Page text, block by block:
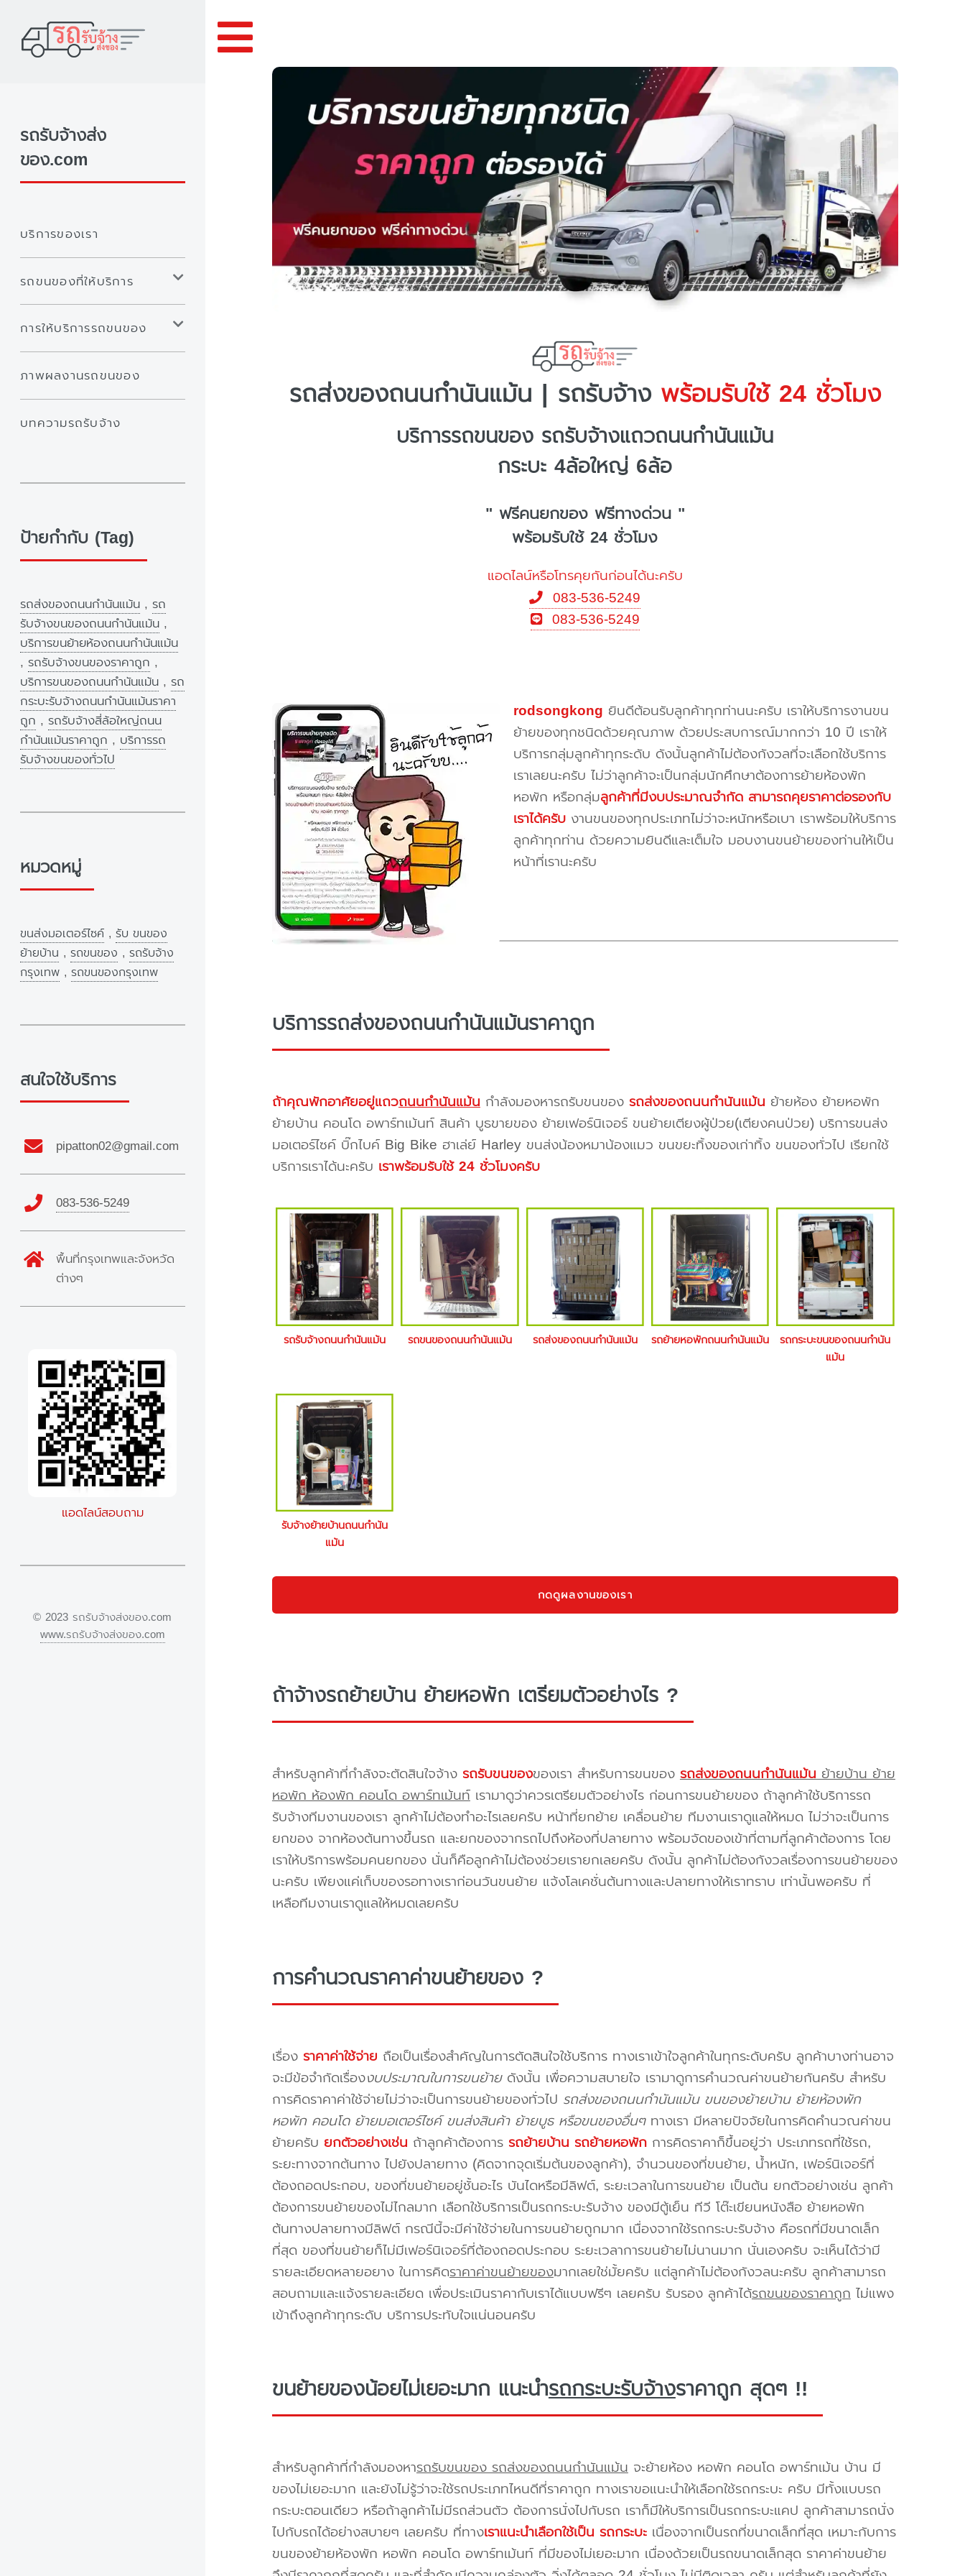
รถส่งของถนนกำนันแม้น | รถรับจ้างพร้อมรับใช้ 24 ชั่วโมง
บริการรถขนของ รถรับจ้างแถวถนนกำนันแม้น
กระบะ 4ล้อใหญ่ 6ล้อ
" ฟรีคนยกของ ฟรีทางด่วน "
พร้อมรับใช้ 24 ชั่วโมง
แอดไลน์หรือโทรคุยกันก่อนได้นะครับ
083-536-5249
083-536-5249
rodsongkong ยินดีต้อนรับลูกค้าทุกท่านนะครับ เราให้บริการงานขน
ย้ายของทุกชนิดด้วยคุณภาพ ด้วยประสบการณ์มากกว่า 10 ปี เราให้
บริการกลุ่มลูกค้าทุกระดับ ดังนั้นลูกค้าไม่ต้องกังวลที่จะเลือกใช้บริการ
เราเลยนะครับ ไม่ว่าลูกค้าจะเป็นกลุ่มนักศึกษาต้องการย้ายห้องพัก
หอพัก หรือกลุ่มลูกค้าที่มีงบประมาณจำกัด สามารถคุยราคาต่อรองกับ
เราได้ครับงานขนของทุกประเภทไม่ว่าจะหนักหรือเบา เราพร้อมให้บริการ
ลูกค้าทุกท่าน ด้วยความยินดีและเต็มใจ มอบงานขนย้ายของท่านให้เป็น
หน้าที่เรานะครับ
บริการรถส่งของถนนกำนันแม้นราคาถูก
ถ้าคุณพักอาศัยอยู่แถวถนนกำนันแม้นกำลังมองหารถรับขนของ รถส่งของถนนกำนันแม้น ย้ายห้อง ย้ายหอพัก
ย้ายบ้าน คอนโด อพาร์ทเม้นท์ สินค้า บูธขายของ ย้ายเฟอร์นิเจอร์ ขนย้ายเตียงผู้ป่วย(เตียงคนป่วย) บริการขนส่ง
มอเตอร์ไซค์ บิ๊กไบค์ Big Bike ฮาเล่ย์ Harley ขนส่งน้องหมาน้องแมว ขนขยะทิ้งของเก่าทิ้ง ขนของทั่วไป เรียกใช้
บริการเราได้นะครับ เราพร้อมรับใช้ 24 ชั่วโมงครับ
รถรับจ้างถนนกำนันแม้น รถขนของถนนกำนันแม้น รถส่งของถนนกำนันแม้น รถย้ายหอพักถนนกำนันแม้น
รถกระบะขนของถนนกำนัน
แม้น
รับจ้างย้ายบ้านถนนกำนัน
แม้น
กดดูผลงานของเรา
ถ้าจ้างรถย้ายบ้าน ย้ายหอพัก เตรียมตัวอย่างไร ?
สำหรับลูกค้าที่กำลังจะตัดสินใจจ้าง รถรับขนของของเรา สำหรับการขนของ รถส่งของถนนกำนันแม้นย้ายบ้าน ย้าย
หอพัก ห้องพัก คอนโด อพาร์ทเม้นท์เรามาดูว่าควรเตรียมตัวอย่างไร ก่อนการขนย้ายของ ถ้าลูกค้าใช้บริการรถ
รับจ้างทีมงานของเรา ลูกค้าไม่ต้องทำอะไรเลยครับ หน้าที่ยกย้าย เคลื่อนย้าย ทีมงานเราดูแลให้หมด ไม่ว่าจะเป็นการ
ยกของ จากห้องต้นทางขึ้นรถ และยกของจากรถไปถึงห้องที่ปลายทาง พร้อมจัดของเข้าที่ตามที่ลูกค้าต้องการ โดย
เราให้บริการพร้อมคนยกของ นั่นก็คือลูกค้าไม่ต้องช่วยเรายกเลยครับ ดังนั้น ลูกค้าไม่ต้องกังวลเรื่องการขนย้ายของ
นะครับ เพียงแค่เก็บของรอทางเราก่อนวันขนย้าย แจ้งโลเคชั่นต้นทางและปลายทางให้เราทราบ เท่านั้นพอครับ ที่
เหลือทีมงานเราดูแลให้หมดเลยครับ
การคำนวณราคาค่าขนย้ายของ ?
เรื่อง ราคาค่าใช้จ่าย ถือเป็นเรื่องสำคัญในการตัดสินใจใช้บริการ ทางเราเข้าใจลูกค้าในทุกระดับครับ ลูกค้าบางท่านอาจ
จะมีข้อจำกัดเรื่องงบประมาณในการขนย้ายดังนั้น เพื่อความสบายใจ เรามาดูการคำนวณค่าขนย้ายกันครับ สำหรับ
การคิดราคาค่าใช้จ่ายไม่ว่าจะเป็นการขนย้ายของทั่วไป รถส่งของถนนกำนันแม้น ขนของย้ายบ้าน ย้ายห้องพัก
หอพัก คอนโด ย้ายมอเตอร์ไซค์ ขนส่งสินค้า ย้ายบูธ หรือขนของอื่นๆทางเรา มีหลายปัจจัยในการคิดคำนวณค่าขน
ย้ายครับ ยกตัวอย่างเช่น ถ้าลูกค้าต้องการ รถย้ายบ้าน รถย้ายหอพักการคิดราคาก็ขึ้นอยู่ว่า ประเภทรถที่ใช้รถ,
ระยะทางจากต้นทาง ไปยังปลายทาง (คิดจากจุดเริ่มต้นของลูกค้า), จำนวนของที่ขนย้าย, น้ำหนัก, เฟอร์นิเจอร์ที่
ต้องถอดประกอบ, ของที่ขนย้ายอยู่ชั้นอะไร บันไดหรือมีลิฟต์, ระยะเวลาในการขนย้าย เป็นต้น ยกตัวอย่างเช่น ลูกค้า
ต้องการขนย้ายของไม่ไกลมาก เลือกใช้บริการเป็นรถกระบะรับจ้าง ของมีตู้เย็น ทีวี โต๊ะเขียนหนังสือ ย้ายหอพัก
ต้นทางปลายทางมีลิฟต์ กรณีนี้จะมีค่าใช้จ่ายในการขนย้ายถูกมาก เนื่องจากใช้รถกระบะรับจ้าง คือรถที่มีขนาดเล็ก
ที่สุด ของที่ขนย้ายก็ไม่มีเฟอร์นิเจอร์ที่ต้องถอดประกอบ ระยะเวลาการขนย้ายไม่นานมาก นั่นเองครับ จะเห็นได้ว่ามี
รายละเอียดหลายอยาง ในการคิดราคาค่าขนย้ายของมากเลยใช่มั้ยครับ แต่ลูกค้าไม่ต้องกังวลนะครับ ลูกค้าสามารถ
สอบถามและแจ้งรายละเอียด เพื่อประเมินราคากับเราได้แบบฟรีๆ เลยครับ รับรอง ลูกค้าได้รถขนของราคาถูกไม่แพง
เข้าถึงลูกค้าทุกระดับ บริการประทับใจแน่นอนครับ
ขนย้ายของน้อยไม่เยอะมาก แนะนำรถกระบะรับจ้างราคาถูก สุดๆ !!
สำหรับลูกค้าที่กำลังมองหารถรับขนของ รถส่งของถนนกำนันแม้นจะย้ายห้อง หอพัก คอนโด อพาร์ทเม้น บ้าน มี
ของไม่เยอะมาก และยังไม่รู้ว่าจะใช้รถประเภทไหนดีที่ราคาถูก ทางเราขอแนะนำให้เลือกใช้รถกระบะ ครับ มีทั้งแบบรถ
กระบะตอนเดียว หรือถ้าลูกค้าไม่มีรถส่วนตัว ต้องการนั่งไปกับรถ เราก็มีให้บริการเป็นรถกระบะแคป ลูกค้าสามารถนั่ง
ไปกับรถได้อย่างสบายๆ เลยครับ ที่ทางเราแนะนำเลือกใช้เป็น รถกระบะเนื่องจากเป็นรถที่ขนาดเล็กที่สุด เหมาะกับการ
ขนของย้ายห้องพัก หอพัก คอนโด อพาร์ทเม้นท์ ที่มีของไม่เยอะมาก เนื่องด้วยเป็นรถขนาดเล็กสุด ราคาค่าขนย้าย
รถรับจ้างส่ง
ของ.com
บริการของเรา
รถขนของที่ให้บริการ
การให้บริการรถขนของ
ภาพผลงานรถขนของ
บทความรถรับจ้าง
ป้ายกำกับ (Tag)
รถส่งของถนนกำนันแม้น , รถ
รับจ้างขนของถนนกำนันแม้น ,
บริการขนย้ายห้องถนนกำนันแม้น
, รถรับจ้างขนของราคาถูก ,
บริการขนของถนนกำนันแม้น , รถ
กระบะรับจ้างถนนกำนันแม้นราคา
ถูก , รถรับจ้างสี่ล้อใหญ่ถนน
กำนันแม้นราคาถูก , บริการรถ
รับจ้างขนของทั่วไป
หมวดหมู่
ขนส่งมอเตอร์ไซค์ , รับ ขนของ
ย้ายบ้าน , รถขนของ , รถรับจ้าง
กรุงเทพ , รถขนของกรุงเทพ
สนใจใช้บริการ
pipatton02@gmail.com
083-536-5249
พื้นที่กรุงเทพและจังหวัด
ต่างๆ
แอดไลน์สอบถาม
© 2023 รถรับจ้างส่งของ.com
www.รถรับจ้างส่งของ.com